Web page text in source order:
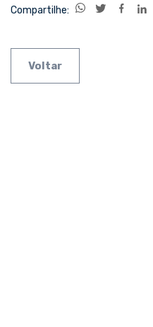
Compartilhe:
Voltar